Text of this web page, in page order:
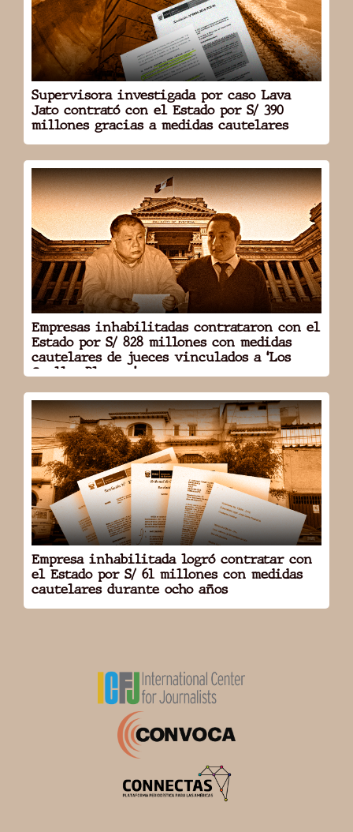
Servicios Generales SAC
MEDIDAS CAUTELARES
1
RUC: 20493955315
ABRIR
Constructora Yasuda SAC
MEDIDAS CAUTELARES
1
DOMICILIO: LIMA
RUC: 20487345025
ABRIR
Tecnica y Proyectos SA
Sucursal Del Perú
MEDIDAS CAUTELARES
2
Supervisora investigada por caso Lava
Jato contrató con el Estado por S/ 390
millones gracias a medidas cautelares
Empresas inhabilitadas contrataron con el
Estado por S/ 828 millones con medidas
cautelares de jueces vinculados a ‘Los
Cuellos Blancos’
Empresa inhabilitada logró contratar con
el Estado por S/ 61 millones con medidas
cautelares durante ocho años